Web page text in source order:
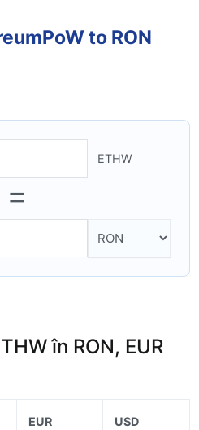
to RON
ETHW
=
în RON, EUR
EUR USD